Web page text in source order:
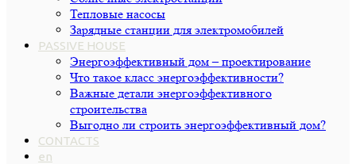
Тепловые насосы
Зарядные станции для электромобилей
PASSIVE HOUSE
Энергоэффективный дом – проектирование
Что такое класс энергоэффективности?
Важные детали энергоэффективного
строительства
Выгодно ли строить энергоэффективный дом?
CONTACTS
en